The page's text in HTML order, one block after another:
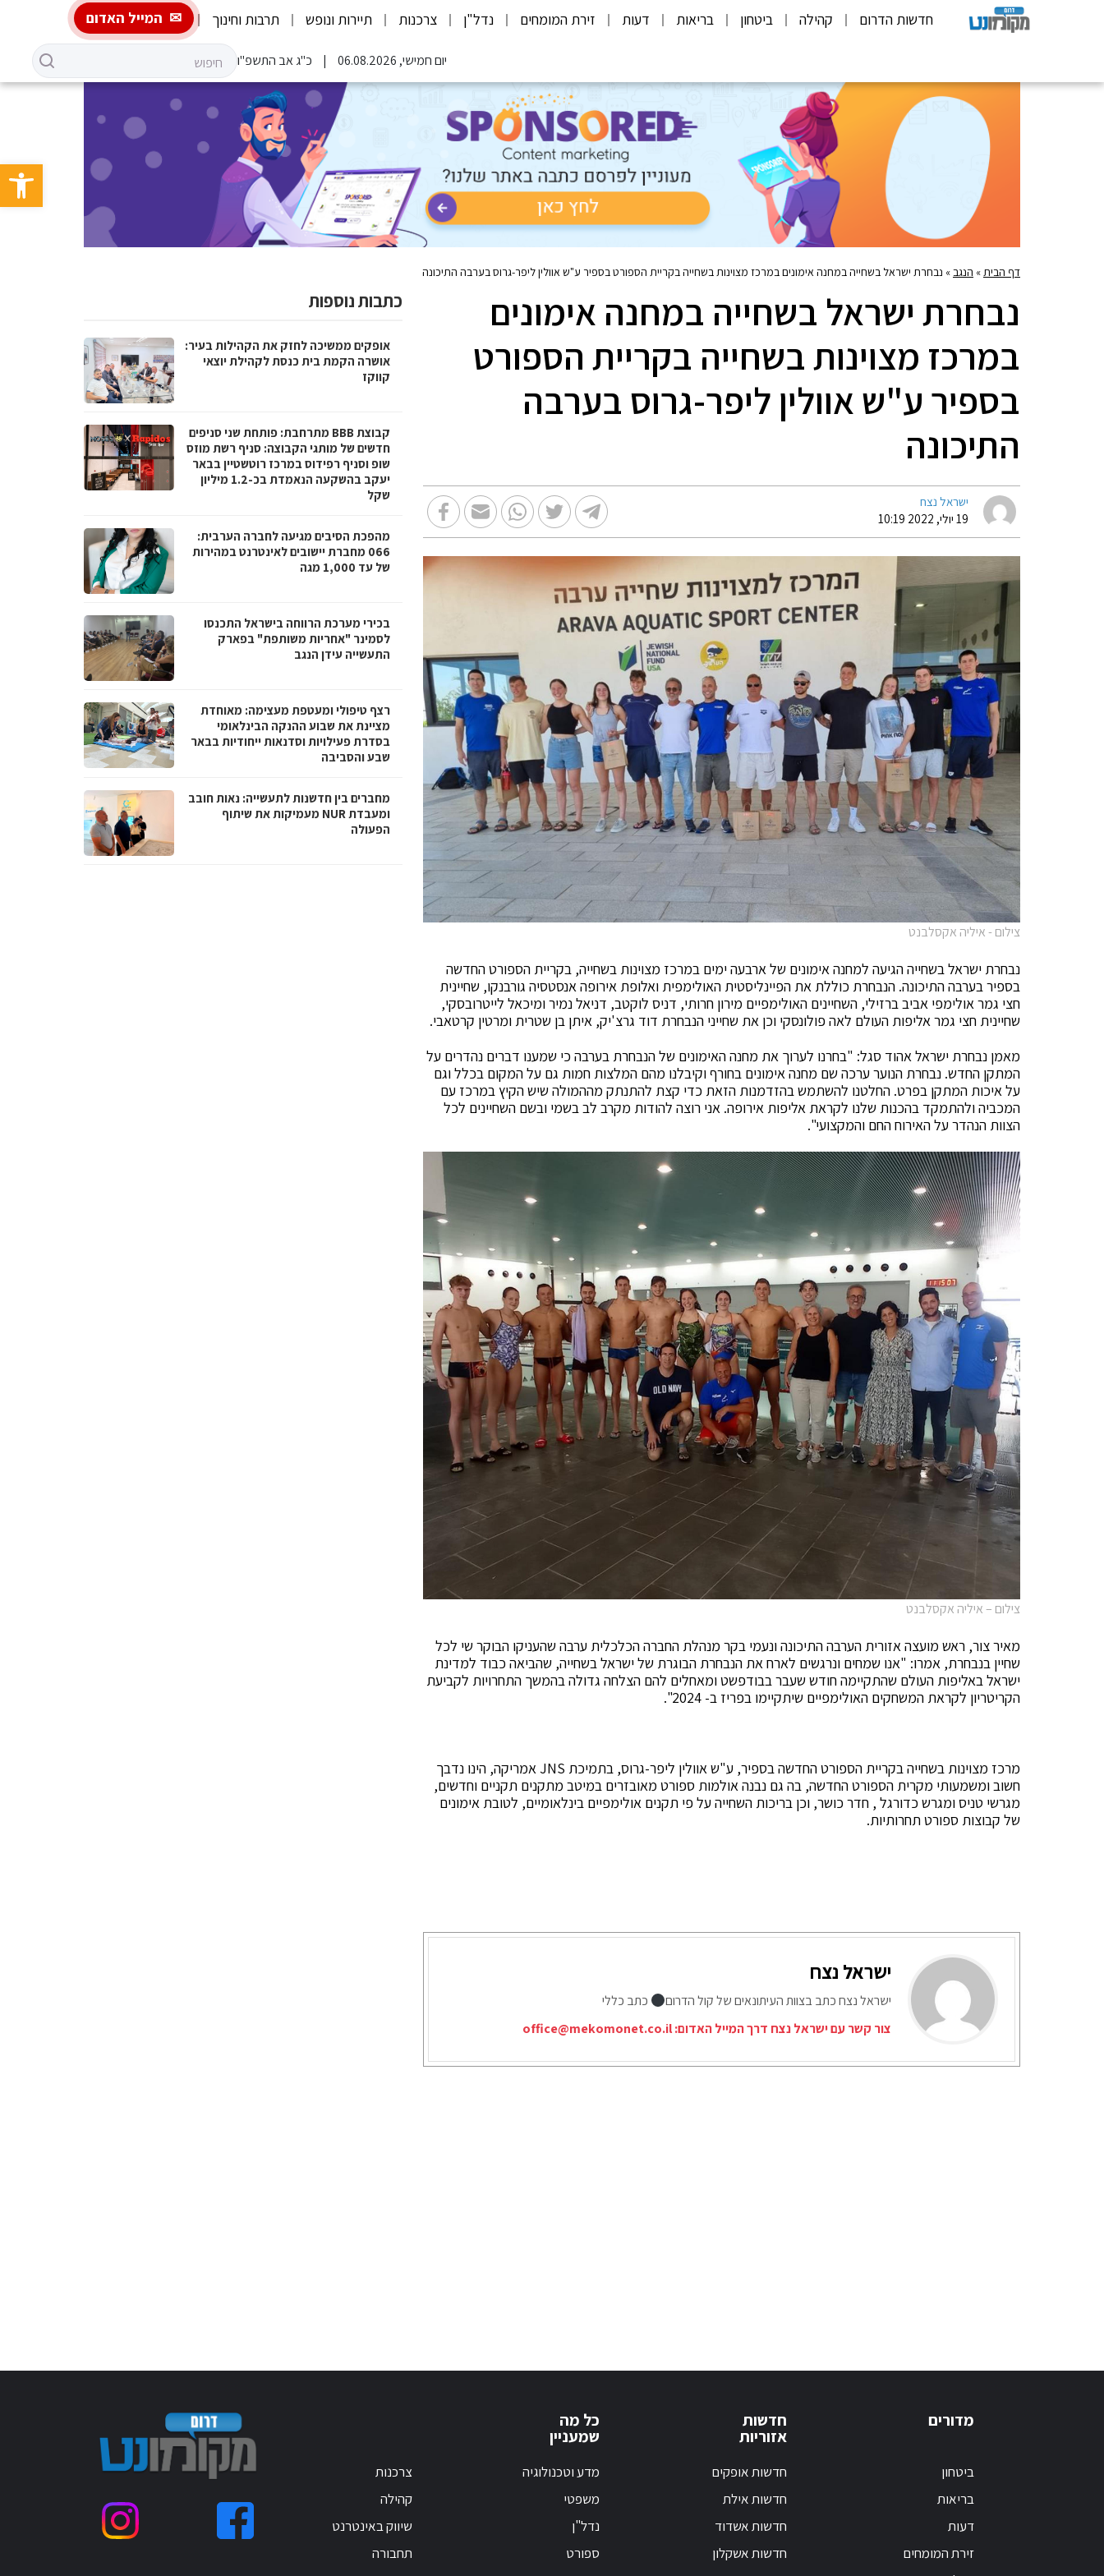
פתח
חדשות הדרום קהילה ביטחון בריאות דעות זירת המומחים נדל"ן צרכנות תיירות ונופש תרבות וחינוך המייל האדום
יום חמישי, 06.08.2026 כ"ג אב התשפ"ו
דף הבית » הנגב» נבחרת ישראל בשחייה במחנה אימונים במרכז מצוינות בשחייה בקריית הספורט בספיר ע"ש אוולין ליפר-גרוס בערבה התיכונה
נבחרת ישראל בשחייה במחנה אימונים
במרכז מצוינות בשחייה בקריית הספורט
בספיר ע"ש אוולין ליפר-גרוס בערבה
התיכונה
ישראל נצח
19 יולי, 2022 10:19
צילום - איליה אקסלבנט
נבחרת ישראל בשחייה הגיעה למחנה אימונים של ארבעה ימים במרכז מצוינות בשחייה, בקריית הספורט החדשה
בספיר בערבה התיכונה. הנבחרת כוללת את הפיינליסטית האולימפית ואלופת אירופה אנסטסיה גורבנקו, שחיינית
חצי גמר אולימפי אביב ברזילי, השחיינים האולימפיים מירון חרותי, דניס לוקטב, דניאל נמיר ומיכאל לייטרובסקי,
שחיינית חצי גמר אליפות העולם לאה פולונסקי וכן את שחייני הנבחרת דוד גרצ'יק, איתן בן שטרית ומרטין קרטאבי.
מאמן נבחרת ישראל אהוד סגל: "בחרנו לערוך את מחנה האימונים של הנבחרת בערבה כי שמענו דברים נהדרים על
המתקן החדש. נבחרת הנוער ערכה שם מחנה אימונים בחורף וקיבלנו מהם המלצות חמות גם על המקום בכלל וגם
על איכות המתקן בפרט. החלטנו להשתמש בהזדמנות הזאת כדי קצת להתנתק מההמולה שיש הקיץ במרכז עם
המכביה ולהתמקד בהכנות שלנו לקראת אליפות אירופה. אני רוצה להודות מקרב לב בשמי ובשם השחיינים לכל
הצוות הנהדר על האירוח החם והמקצועי".
צילום – איליה אקסלבנט
מאיר צור, ראש מועצה אזורית הערבה התיכונה ונעמי בקר מנהלת החברה הכלכלית ערבה שהעניקו הבוקר שי לכל
שחיין בנבחרת, אמרו: "אנו שמחים ונרגשים לארח את הנבחרת הבוגרת של ישראל בשחייה, שהביאה כבוד למדינת
ישראל באליפות העולם שהתקיימה חודש שעבר בבודפשט ומאחלים להם הצלחה גדולה בהמשך התחרויות לקביעת
הקריטריון לקראת המשחקים האולימפיים שיתקיימו בפריז ב- 2024".
מרכז מצוינות בשחייה בקריית הספורט החדשה בספיר, ע"ש אוולין ליפר-גרוס, בתמיכת JNS אמריקה, הינו נדבך
חשוב ומשמעותי מקרית הספורט החדשה, בה גם נבנה אולמות ספורט מאובזרים במיטב מתקנים תקניים וחדשים,
מגרשי טניס ומגרש כדורגל , חדר כושר, וכן בריכות השחייה על פי תקנים אולימפיים בינלאומיים, לטובת אימונים
של קבוצות ספורט תחרותיות.
ישראל נצח
ישראל נצח כתב בצוות העיתונאים של קול הדרום
כתב כללי
צור קשר עם ישראל נצח דרך המייל האדום:office@mekomonet.co.il
כתבות נוספות
אופקים ממשיכה לחזק את הקהילות בעיר:
אושרה הקמת בית כנסת לקהילת יוצאי
קווקז
קבוצת BBB מתרחבת: פותחת שני סניפים
חדשים של מותגי הקבוצה: סניף רשת מוזס
שופ וסניף רפידוס במרכז רוטשטיין בבאר
יעקב בהשקעה הנאמדת בכ-1.2 מיליון
שקל
מהפכת הסיבים מגיעה לחברה הערבית:
066 מחברת יישובים לאינטרנט במהירות
של עד 1,000 מגה
בכירי מערכת הרווחה בישראל התכנסו
לסמינר "אחריות משותפת" בפארק
התעשייה עידן הנגב
רצף טיפולי ומעטפת מעצימה: מאוחדת
מציינת את שבוע ההנקה הבינלאומי
בסדרת פעילויות וסדנאות ייחודיות בבאר
שבע והסביבה
מחברים בין חדשנות לתעשייה: נאות חובב
ומעבדת NUR מעמיקות את שיתוף
הפעולה
מדורים
ביטחון
בריאות
דעות
זירת המומחים
חדשות
אזוריות
חדשות אופקים
חדשות אילת
חדשות אשדוד
חדשות אשקלון
כל מה
שמעניין
מדע וטכנולוגיה
משפטי
נדל"ן
ספורט
צרכנות
קהילה
שיווק באינטרנט
תחבורה